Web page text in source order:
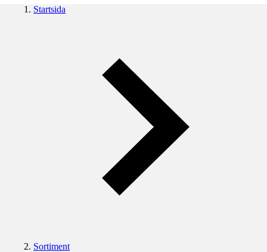
Startsida
Sortiment